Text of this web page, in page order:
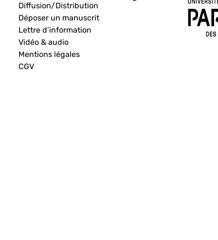
Diffusion/Distribution
Déposer un manuscrit
Lettre d’information
Vidéo & audio
Mentions légales
CGV